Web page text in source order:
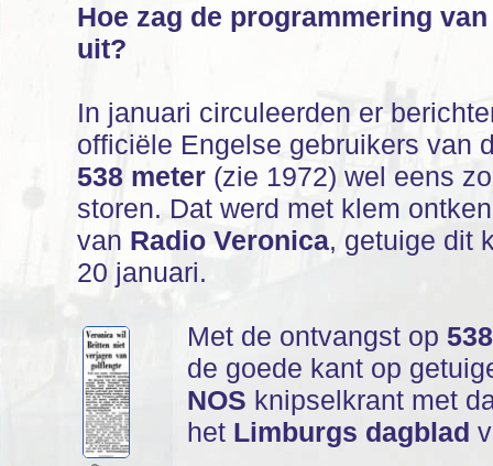
Hoe zag de programmering
uit?
In januari circuleerden er
officiële Engelse gebruikers van
538 meter (zie 1972) wel eens
storen. Dat werd met klem
van Radio Veronica, getuige dit
20 januari.
Met de ontvangst op
de goede kant op
NOS knipselkrant met
het Limburgs dagblad